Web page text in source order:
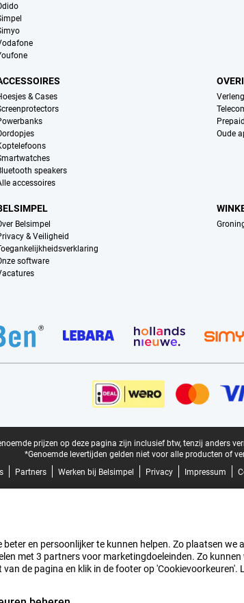
& Cases
speakers
accessoires
Prepaid
Oude
Belsimpel
& Veiligheid
software
prijzen op deze pagina zijn inclusief btw, tenzij anders
*Genoemde levertijden gelden niet voor alle producten of
Partners Werken bij Belsimpel Privacy Impressum
en persoonlijker te kunnen helpen. Zo plaatsen
met 3 partners voor marketingdoeleinden. Zo
de pagina en klik in de footer op 'Cookievoorkeuren'.